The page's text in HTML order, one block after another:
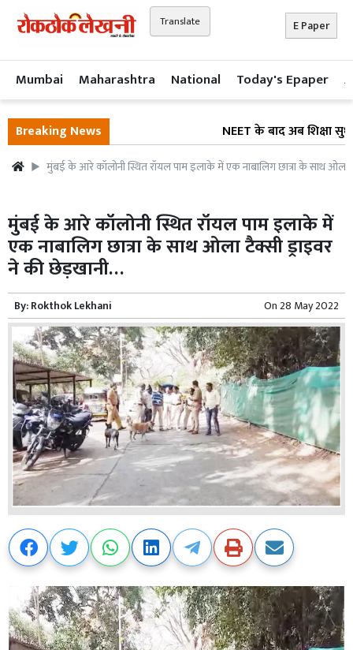
Translate E Paper
Mumbai Maharashtra National Today's Epaper
Breaking News NEET के बाद अब शिक्षा
मुंबई के आरे कॉलोनी स्थित रॉयल पाम इलाके में एक नाबालिग छात्रा के साथ ओला
मुंबई के आरे कॉलोनी स्थित रॉयल पाम इलाके में
एक नाबालिग छात्रा के साथ ओला टैक्सी ड्राइवर
ने की छेड़खानी…
By:Rokthok Lekhani On28 May 2022